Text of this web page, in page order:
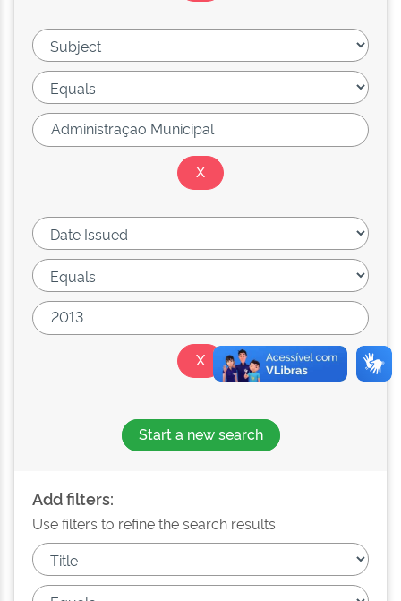
Start a new search
Add filters:
Use filters to refine the search results.